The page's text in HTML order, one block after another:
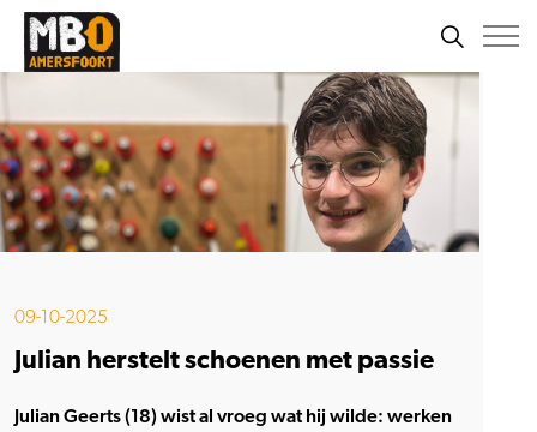
09-10-2025
Julian herstelt schoenen met passie
Julian Geerts (18) wist al vroeg wat hij wilde: werken